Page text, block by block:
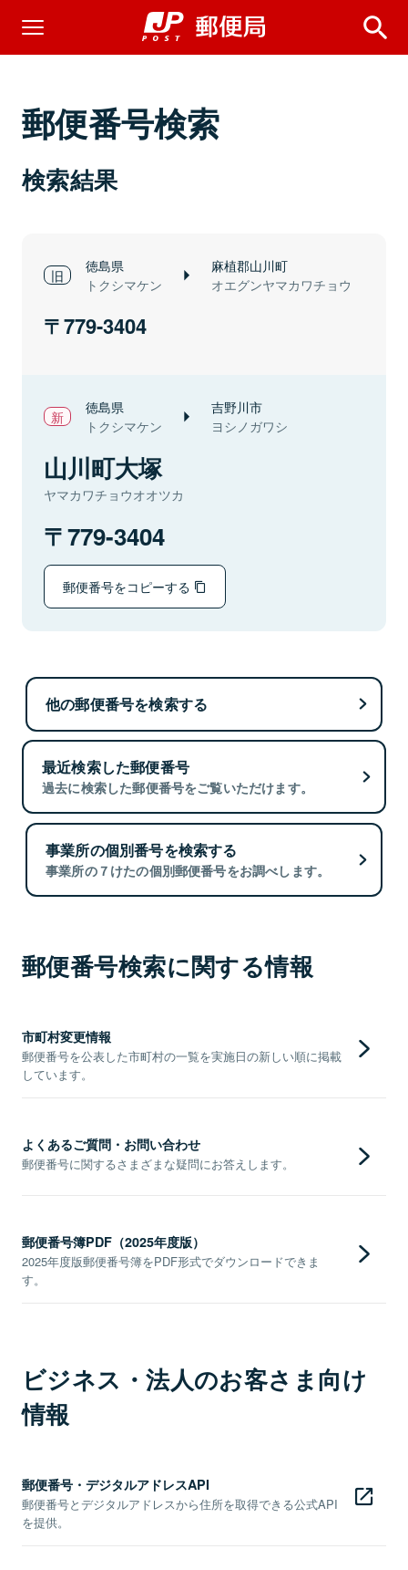
郵便番号検索
検索結果
徳島県
トクシマケン
麻植郡山川町
オエグンヤマカワチョウ
779-3404
徳島県
トクシマケン
吉野川市
ヨシノガワシ
山川町大塚
ヤマカワチョウオオツカ
779-3404
郵便番号をコピーする
他の郵便番号を検索する
最近検索した郵便番号
過去に検索した郵便番号をご覧いただけます。
事業所の個別番号を検索する
事業所の７けたの個別郵便番号をお調べします。
郵便番号検索に関する情報
市町村変更情報
郵便番号を公表した市町村の一覧を実施日の新しい順に掲載
しています。
よくあるご質問・お問い合わせ
郵便番号に関するさまざまな疑問にお答えします。
郵便番号簿PDF（2025年度版）
2025年度版郵便番号簿をPDF形式でダウンロードできま
す。
ビジネス・法人のお客さま向け
情報
郵便番号・デジタルアドレスAPI
郵便番号とデジタルアドレスから住所を取得できる公式API
を提供。